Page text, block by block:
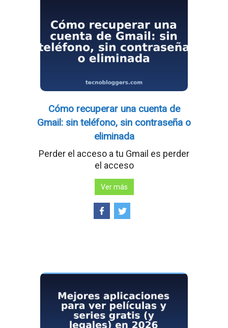
Cómo recuperar una cuenta de
Gmail: sin teléfono, sin contraseña o
eliminada
Perder el acceso a tu Gmail es perder
el acceso
Ver más